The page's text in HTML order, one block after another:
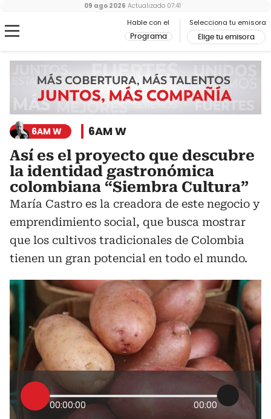
Hable con el
Programa
Selecciona tu emisora
Elige tu emisora
09 ago 2026 Actualizado 07:41
6AM W 6AM W
Así es el proyecto que descubre
la identidad gastronómica
colombiana “Siembra Cultura”
María Castro es la creadora de este negocio y
emprendimiento social, que busca mostrar
que los cultivos tradicionales de Colombia
tienen un gran potencial en todo el mundo.
00:00:00 00:00